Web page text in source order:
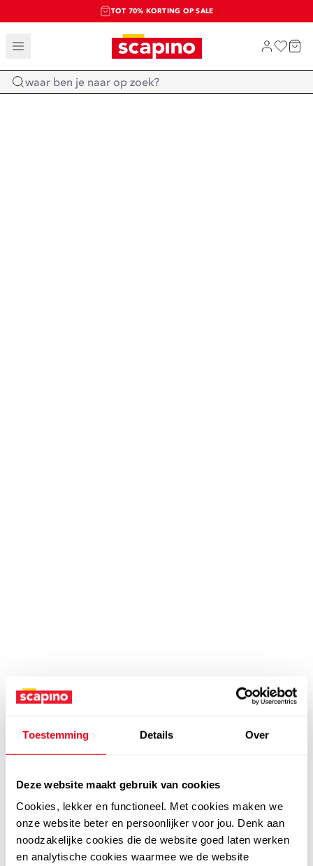
Toestemming Details Over
Deze website maakt gebruik van cookies
Cookies, lekker en functioneel. Met cookies maken we
onze website beter en persoonlijker voor jou. Denk aan
noodzakelijke cookies die de website goed laten werken
en analytische cookies waarmee we de website
TOT 70% KORTING OP SALE
SALE: LAATSTE KANS!
SHOP NIEUW
Home